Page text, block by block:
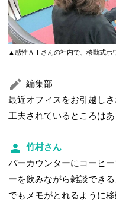
▲感性ＡＩさんの社内で、移動式ホ
編集部
最近オフィスをお引越し
工夫されているところはあ
竹村さん
バーカウンターにコーヒ
ーを飲みながら雑談でき
でもメモがとれるように